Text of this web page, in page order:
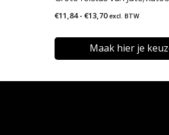
€11,84 - €13,70Prijsklasse:
tot
€13,70
excl. BTW
Maak hier je